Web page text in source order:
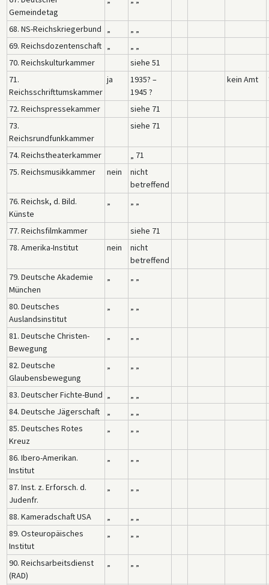
Gemeindetag
68. NS-Reichskriegerbund „
„ „
69. Reichsdozentenschaft „
„ „
70. Reichskulturkammer
siehe 51
71.
Reichsschrifttumskammer
ja
1935? –
1945 ?
kein Amt
72. Reichspressekammer
siehe 71
73.
Reichsrundfunkkammer
siehe 71
74. Reichstheaterkammer
„ 71
75. Reichsmusikkammer
nein
nicht
betreffend
76. Reichsk, d. Bild.
Künste
„ „ „
77. Reichsfilmkammer
siehe 71
78. Amerika-Institut
nein
nicht
betreffend
79. Deutsche Akademie
München
„ „ „
80. Deutsches
Auslandsinstitut
„ „ „
81. Deutsche Christen-
Bewegung
„ „ „
82. Deutsche
Glaubensbewegung
„ „ „
83. Deutscher Fichte-Bund „
„ „
84. Deutsche Jägerschaft
„
„ „
85. Deutsches Rotes
Kreuz
„ „ „
86. Ibero-Amerikan.
Institut
„ „ „
87. Inst. z. Erforsch. d.
Judenfr.
„ „ „
88. Kameradschaft USA „
„ „
89. Osteuropäisches
Institut
„ „ „
90. Reichsarbeitsdienst
(RAD)
„ „ „